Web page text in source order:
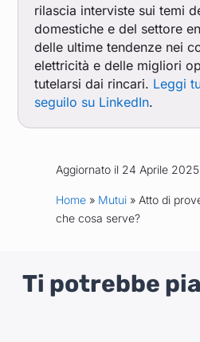
rilascia interviste sui temi
domestiche e del settore
delle ultime tendenze nei
elettricità e delle migliori
tutelarsi dai rincari. Leggi
seguilo su LinkedIn.
Aggiornato il 24 Aprile 2025
Home» Mutui» Atto di
che cosa serve?
Ti potrebbe